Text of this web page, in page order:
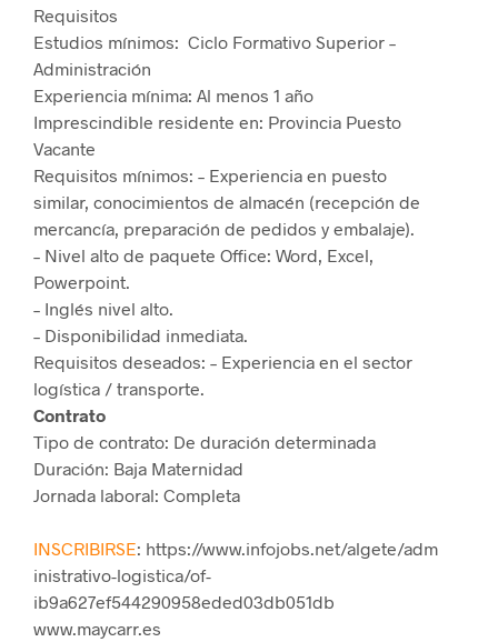
Requisitos
Estudios mínimos: Ciclo Formativo Superior –
Administración
Experiencia mínima: Al menos 1 año
Imprescindible residente en: Provincia Puesto
Vacante
Requisitos mínimos: – Experiencia en puesto
similar, conocimientos de almacén (recepción de
mercancía, preparación de pedidos y embalaje).
– Nivel alto de paquete Office: Word, Excel,
Powerpoint.
– Inglés nivel alto.
– Disponibilidad inmediata.
Requisitos deseados: – Experiencia en el sector
logística / transporte.
Contrato
Tipo de contrato: De duración determinada
Duración: Baja Maternidad
Jornada laboral: Completa
INSCRIBIRSE: https://www.infojobs.net/algete/adm
inistrativo-logistica/of-
ib9a627ef544290958eded03db051db
www.maycarr.es